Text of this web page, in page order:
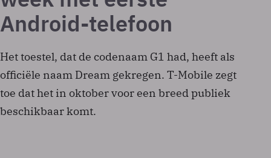
Android-telefoon
Het toestel, dat de codenaam G1 had, heeft als
officiële naam Dream gekregen. T-Mobile zegt
toe dat het in oktober voor een breed publiek
beschikbaar komt.